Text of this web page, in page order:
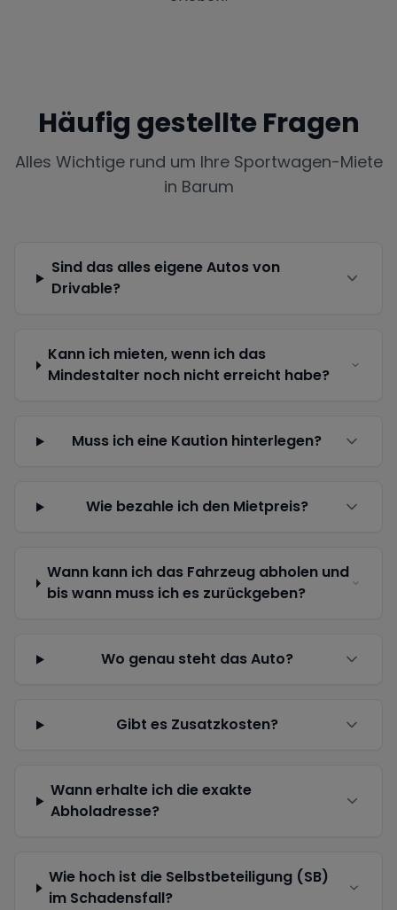
Häufig gestellte Fragen
Alles Wichtige rund um Ihre Sportwagen-Miete
in Barum
Sind das alles eigene Autos von
Drivable?
Kann ich mieten, wenn ich das
Mindestalter noch nicht erreicht habe?
Muss ich eine Kaution hinterlegen?
Wie bezahle ich den Mietpreis?
Wann kann ich das Fahrzeug abholen und
bis wann muss ich es zurückgeben?
Wo genau steht das Auto?
Gibt es Zusatzkosten?
Wann erhalte ich die exakte
Abholadresse?
Wie hoch ist die Selbstbeteiligung (SB)
im Schadensfall?